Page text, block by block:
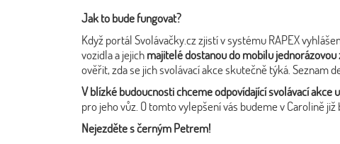
Jak to bude fungovat?
Když portál Svolávačky.cz zjistí v systému RAPEX
vozidla a jejichmajitelé dostanou do mobilu
ověřit, zda se jich svolávací akce skutečně týká. Seznam
V blízké budoucnosti chceme odpovídající svolávací
pro jeho vůz. O tomto vylepšení vás budeme v Carolině
Nejezděte s černým Petrem!